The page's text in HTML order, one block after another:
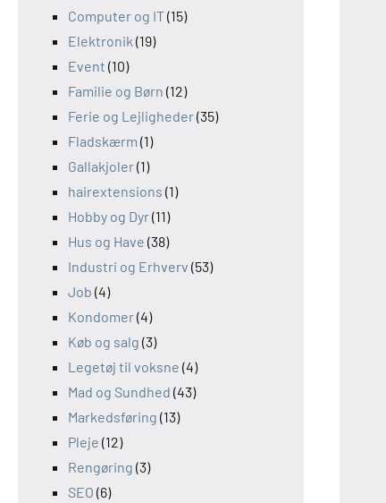
Computer og IT(15)
Elektronik (19)
Event (10)
Familie og Børn (12)
Ferie og Lejligheder(35)
Fladskærm (1)
Gallakjoler(1)
hairextensions (1)
Hobby og Dyr(11)
Hus og Have (38)
Industri og Erhverv (53)
Job (4)
Kondomer(4)
Køb og salg (3)
Legetøj til voksne (4)
Mad og Sundhed (43)
Markedsføring (13)
Pleje (12)
Rengøring (3)
SEO (6)